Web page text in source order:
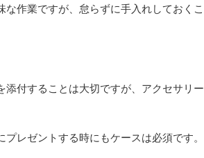
作業ですが、怠らずに手入れしておくこ
付することは大切ですが、アクセサリー
レゼントする時にもケースは必須です。